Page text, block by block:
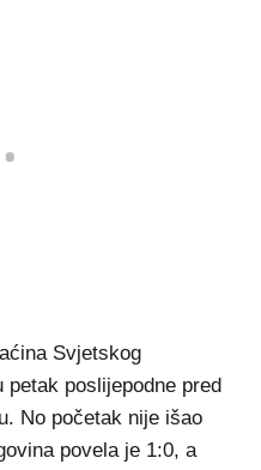
Svjetskog
poslijepodne pred
No početak nije išao
povela je 1:0, a